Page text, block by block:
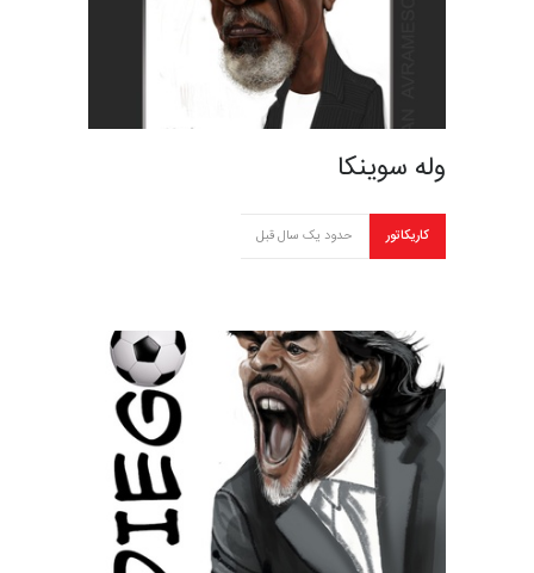
وله سوینکا
کاریکاتور حدود یک سال قبل